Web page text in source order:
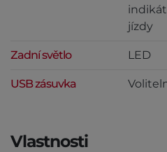
jízdy
Zadní světlo LED
USB zásuvka
Vlastnosti